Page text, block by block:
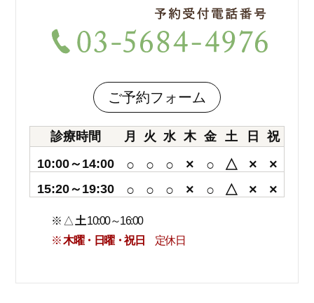
ご予約フォーム
診療時間 月 火 水 木 金 土 日
祝
10:00～14:00
○ ○ ○ × ○ △ × ×
15:20～19:30 ○ ○ ○ × ○ △ × ×
※ △ 土10:00～16:00
※木曜・日曜・祝日 定休日